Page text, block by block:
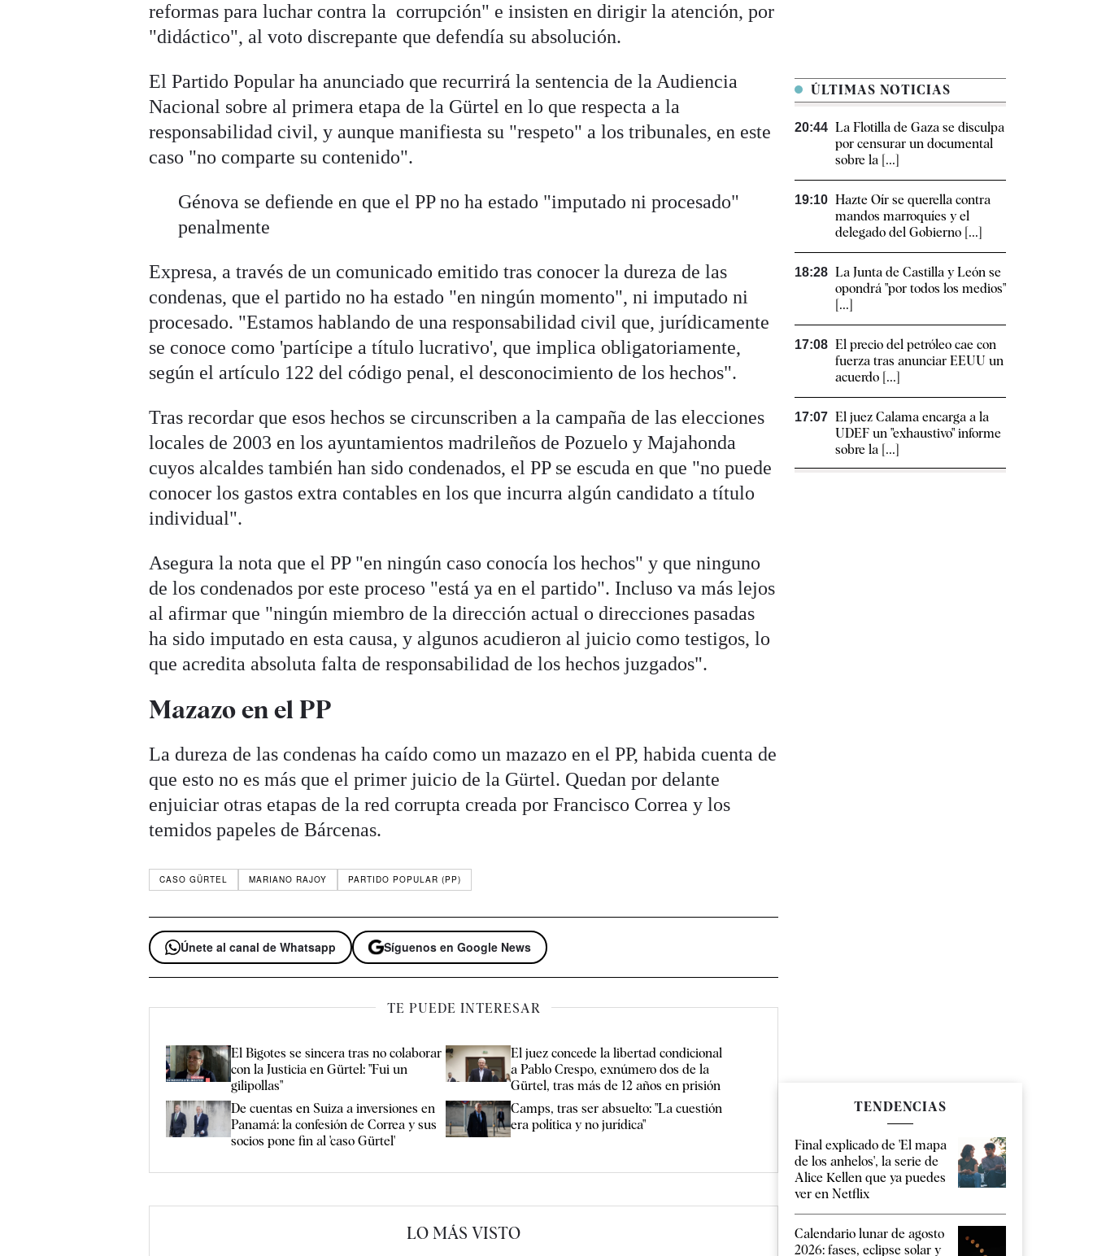
reformas para luchar contra la corrupción" e insisten en dirigir la atención, por
"didáctico", al voto discrepante que defendía su absolución.
El Partido Popular ha anunciado que recurrirá la sentencia de la Audiencia
Nacional sobre al primera etapa de la Gürtel en lo que respecta a la
responsabilidad civil, y aunque manifiesta su "respeto" a los tribunales, en este
caso "no comparte su contenido".
Génova se defiende en que el PP no ha estado "imputado ni procesado"
penalmente
Expresa, a través de un comunicado emitido tras conocer la dureza de las
condenas, que el partido no ha estado "en ningún momento", ni imputado ni
procesado. "Estamos hablando de una responsabilidad civil que, jurídicamente
se conoce como 'partícipe a título lucrativo', que implica obligatoriamente,
según el artículo 122 del código penal, el desconocimiento de los hechos".
Tras recordar que esos hechos se circunscriben a la campaña de las elecciones
locales de 2003 en los ayuntamientos madrileños de Pozuelo y Majahonda
cuyos alcaldes también han sido condenados, el PP se escuda en que "no puede
conocer los gastos extra contables en los que incurra algún candidato a título
individual".
Asegura la nota que el PP "en ningún caso conocía los hechos" y que ninguno
de los condenados por este proceso "está ya en el partido". Incluso va más lejos
al afirmar que "ningún miembro de la dirección actual o direcciones pasadas
ha sido imputado en esta causa, y algunos acudieron al juicio como testigos, lo
que acredita absoluta falta de responsabilidad de los hechos juzgados".
Mazazo en el PP
La dureza de las condenas ha caído como un mazazo en el PP, habida cuenta de
que esto no es más que el primer juicio de la Gürtel. Quedan por delante
enjuiciar otras etapas de la red corrupta creada por Francisco Correa y los
temidos papeles de Bárcenas.
CASO GÜRTEL MARIANO RAJOY PARTIDO POPULAR (PP)
Únete al canal de Whatsapp Síguenos en Google News
TE PUEDE INTERESAR
El Bigotes se sincera tras no colaborar
con la Justicia en Gürtel: "Fui un
gilipollas"
El juez concede la libertad condicional
a Pablo Crespo, exnúmero dos de la
Gürtel, tras más de 12 años en prisión
De cuentas en Suiza a inversiones en
Panamá: la confesión de Correa y sus
socios pone fin al 'caso Gürtel'
Camps, tras ser absuelto: "La cuestión
era política y no jurídica"
LO MÁS VISTO
ÚLTIMAS NOTICIAS
20:44 La Flotilla de Gaza se disculpa
por censurar un documental
sobre la [...]
19:10 Hazte Oír se querella contra
mandos marroquíes y el
delegado del Gobierno [...]
18:28 La Junta de Castilla y León se
opondrá "por todos los medios"
[...]
17:08 El precio del petróleo cae con
fuerza tras anunciar EEUU un
acuerdo [...]
17:07 El juez Calama encarga a la
UDEF un "exhaustivo" informe
sobre la [...]
TENDENCIAS
Final explicado de 'El mapa
de los anhelos', la serie de
Alice Kellen que ya puedes
ver en Netflix
Calendario lunar de agosto
2026: fases, eclipse solar y